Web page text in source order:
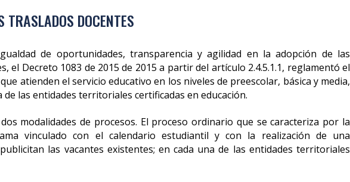
DOCENTES
de oportunidades, transparencia y agilidad en la adopción de las
el Decreto 1083 de 2015 de 2015 a partir del artículo 2.4.5.1.1, reglamentó el
atienden el servicio educativo en los niveles de preescolar, básica y media,
las entidades territoriales certificadas en educación.
modalidades de procesos. El proceso ordinario que se caracteriza por la
vinculado con el calendario estudiantil y con la realización de una
las vacantes existentes; en cada una de las entidades territoriales